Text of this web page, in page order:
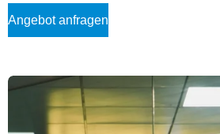
Angebot anfragen